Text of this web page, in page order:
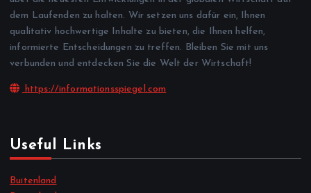
dem Laufenden zu halten. Wir setzen uns dafür ein, Ihnen
qualitativ hochwertige Inhalte zu bieten, die Ihnen helfen,
informierte Entscheidungen zu treffen. Bleiben Sie mit uns
verbunden und entdecken Sie die Welt der Wirtschaft!
https://informationsspiegel.com
Useful Links
Buitenland